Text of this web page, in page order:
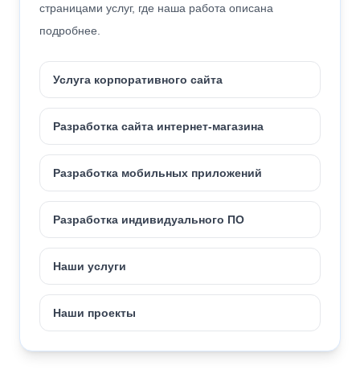
страницами услуг, где наша работа описана
подробнее.
Услуга корпоративного сайта
Разработка сайта интернет-магазина
Разработка мобильных приложений
Разработка индивидуального ПО
Наши услуги
Наши проекты